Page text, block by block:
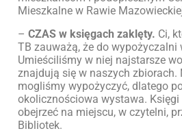
Mieszkalne w Rawie
– CZAS w księgach zaklęty. Ci,
TB zauważą, że do wypożyczalni
Umieściliśmy w niej najstarsze
znajdują się w naszych zbiorach.
mogliśmy wypożyczyć, dlatego
okolicznościowa wystawa. Księgi
obejrzeć na miejscu, w czytelni,
Bibliotek.